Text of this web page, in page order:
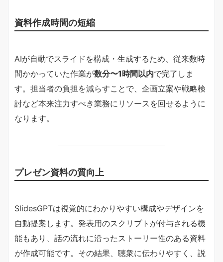
資料作成時間の短縮
AIが自動でスライドを構成・生成するため、従来数時
間かかっていた作業が数分〜1時間以内で完了しま
す。担当者の負担を減らすことで、企画立案や戦略検
討など本来注力すべき業務にリソースを回せるように
なります。
プレゼン資料の質向上
SlidesGPTは視覚的にわかりやすい構成やデザインを
自動提案します。発表用のスクリプトが付与される機
能もあり、話の流れに沿ったストーリー性のある資料
が作成可能です。その結果、聴衆に伝わりやすく、説